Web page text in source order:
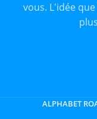
vous. L'idée
ALPHABET